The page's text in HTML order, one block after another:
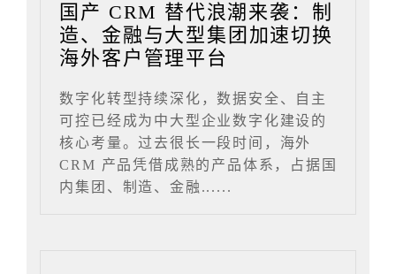
国产 CRM 替代浪潮来袭：制
造、金融与大型集团加速切换
海外客户管理平台
数字化转型持续深化，数据安全、自主
可控已经成为中大型企业数字化建设的
核心考量。过去很长一段时间，海外
CRM 产品凭借成熟的产品体系，占据国
内集团、制造、金融......